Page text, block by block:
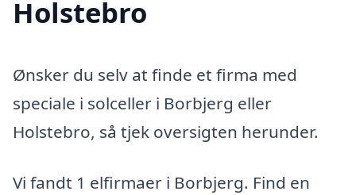
Holstebro
Ønsker du selv at finde et firma med
speciale i solceller i Borbjerg eller
Holstebro, så tjek oversigten herunder.
Vi fandt 1 elfirmaer i Borbjerg. Find en